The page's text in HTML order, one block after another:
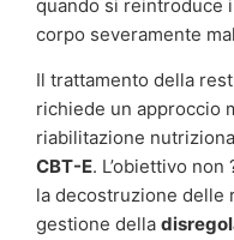
quando si reintroduce
corpo severamente
Il trattamento della
richiede un approccio
riabilitazione
CBT-E. L’obiettivo
la decostruzione delle
gestione della